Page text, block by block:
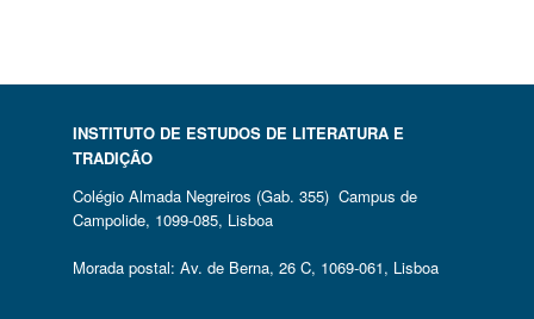
INSTITUTO DE ESTUDOS DE LITERATURA E
TRADIÇÃO
Colégio Almada Negreiros (Gab. 355) Campus de
Campolide, 1099-085, Lisboa
Morada postal: Av. de Berna, 26 C, 1069-061, Lisboa